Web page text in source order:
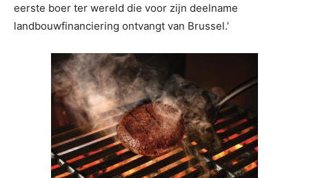
eerste boer ter wereld die voor zijn deelname
landbouwfinanciering ontvangt van Brussel.’